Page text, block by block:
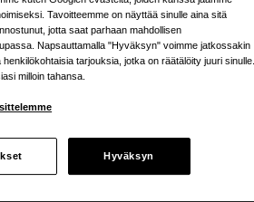
yli 200 EUR ostoksille
Tavoitteemme on näyttää sinulle aina sitä
jotta saat parhaan mahdollisen
Napsauttamalla "Hyväksyn" voimme jatkossakin
henkilökohtaisia tarjouksia, jotka on räätälöity juuri
milloin tahansa.
Hyväksyn